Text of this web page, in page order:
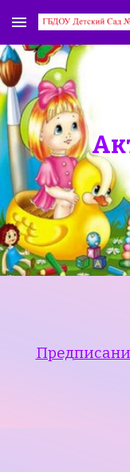
Skip to main content